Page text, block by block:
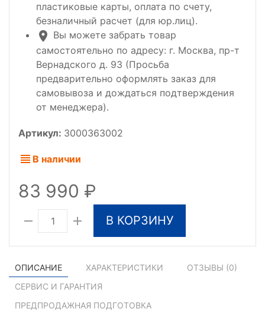
пластиковые карты, оплата по счету,
безналичный расчет (для юр.лиц).
Вы можете забрать товар
самостоятельно по адресу: г. Москва, пр-т
Вернадского д. 93 (Просьба
предварительно оформлять заказ для
самовывоза и дождаться подтверждения
от менеджера).
Артикул: 3000363002
В наличии
83 990
В КОРЗИНУ
ОПИСАНИЕ ХАРАКТЕРИСТИКИ ОТЗЫВЫ (0)
СЕРВИС И ГАРАНТИЯ
ПРЕДПРОДАЖНАЯ ПОДГОТОВКА